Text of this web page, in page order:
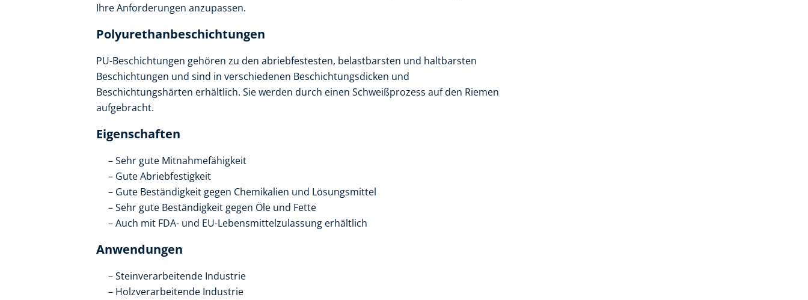
Ihre Anforderungen anzupassen.
Polyurethanbeschichtungen
PU-Beschichtungen gehören zu den abriebfestesten, belastbarsten und haltbarsten
Beschichtungen und sind in verschiedenen Beschichtungsdicken und
Beschichtungshärten erhältlich. Sie werden durch einen Schweißprozess auf den Riemen
aufgebracht.
Eigenschaften
Sehr gute Mitnahmefähigkeit
Gute Abriebfestigkeit
Gute Beständigkeit gegen Chemikalien und Lösungsmittel
Sehr gute Beständigkeit gegen Öle und Fette
Auch mit FDA- und EU-Lebensmittelzulassung erhältlich
Anwendungen
Steinverarbeitende Industrie
Holzverarbeitende Industrie